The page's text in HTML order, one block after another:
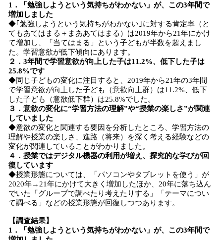
1．「勉強しようという気持ちがわかない」が、この3年間で
増加しました
◆｢勉強しようという気持ちがわかない｣に対する肯定率（と
てもあてはまる＋まああてはまる）は2019年から21年にかけ
て増加し、「当てはまる」という子どもが半数を超えまし
た。学習意欲が低下傾向にあります。
２．3年間で学習意欲が向上した子は11.2%、低下した子は
25.8%です
◆同じ子どもの変化に注目すると、2019年から21年の3年間
で学習意欲が向上した子ども（意欲向上群）は11.2%、低下
した子ども（意欲低下群）は25.8%でした。
３．意欲の変化に“学習方法の理解”や“授業の楽しさ”が関連
していました
◆意欲の変化と関連する要因を分析したところ、学習方法の
理解や授業の楽しさ、進路（将来）を深く考える経験などの
変化が関連していることがわかりました。
４．授業ではデジタル機器の利用が増え、探究的な学びが回
復しています
◆授業形態については、「パソコンやタブレットを使う」が
2020年→21年にかけて大きく増加したほか、20年に落ち込ん
でいた「グループで調べたり考えたりする」「テーマについ
て調べる」などの授業形態が回復しつつあります。
【調査結果】
1．「勉強しようという気持ちがわかない」が、この3年間で